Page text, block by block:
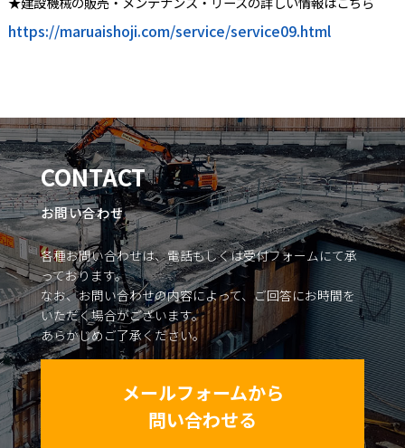
https://maruaishoji.com/service/service09.html
CONTACT
お問い合わせ
各種お問い合わせは、電話もしくは受付フォームにて承
っております。
なお、お問い合わせの内容によって、ご回答にお時間を
いただく場合がございます。
あらかじめご了承ください。
メールフォームから
問い合わせる